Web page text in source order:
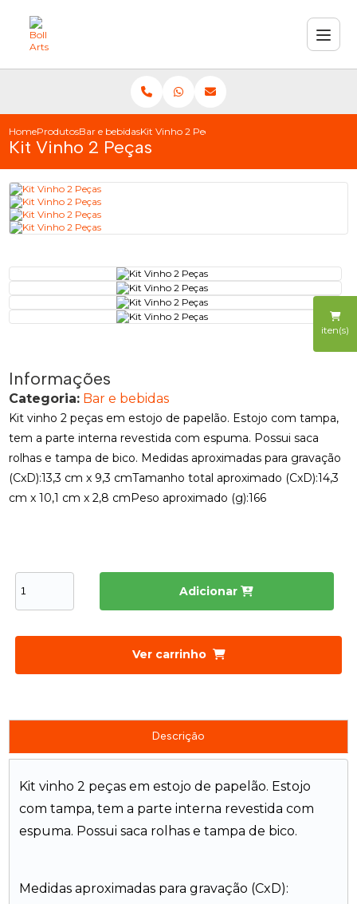
iten(s)
HomeProdutosBar e bebidasKit Vinho 2 Peças
Kit Vinho 2 Peças
Informações
Categoria: Bar e bebidas
Kit vinho 2 peças em estojo de papelão. Estojo com tampa,
tem a parte interna revestida com espuma. Possui saca
rolhas e tampa de bico. Medidas aproximadas para gravação
(CxD):13,3 cm x 9,3 cmTamanho total aproximado (CxD):14,3
cm x 10,1 cm x 2,8 cmPeso aproximado (g):166
Adicionar
Ver carrinho
Descrição
Kit vinho 2 peças em estojo de papelão. Estojo
com tampa, tem a parte interna revestida com
espuma. Possui saca rolhas e tampa de bico.
Medidas aproximadas para gravação (CxD):